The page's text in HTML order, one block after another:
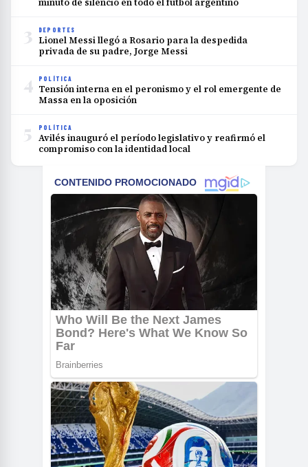
minuto de silencio en todo el fútbol argentino
3 DEPORTES
Lionel Messi llegó a Rosario para la despedida
privada de su padre, Jorge Messi
4 POLÍTICA
Tensión interna en el peronismo y el rol emergente de
Massa en la oposición
5 POLÍTICA
Avilés inauguró el período legislativo y reafirmó el
compromiso con la identidad local